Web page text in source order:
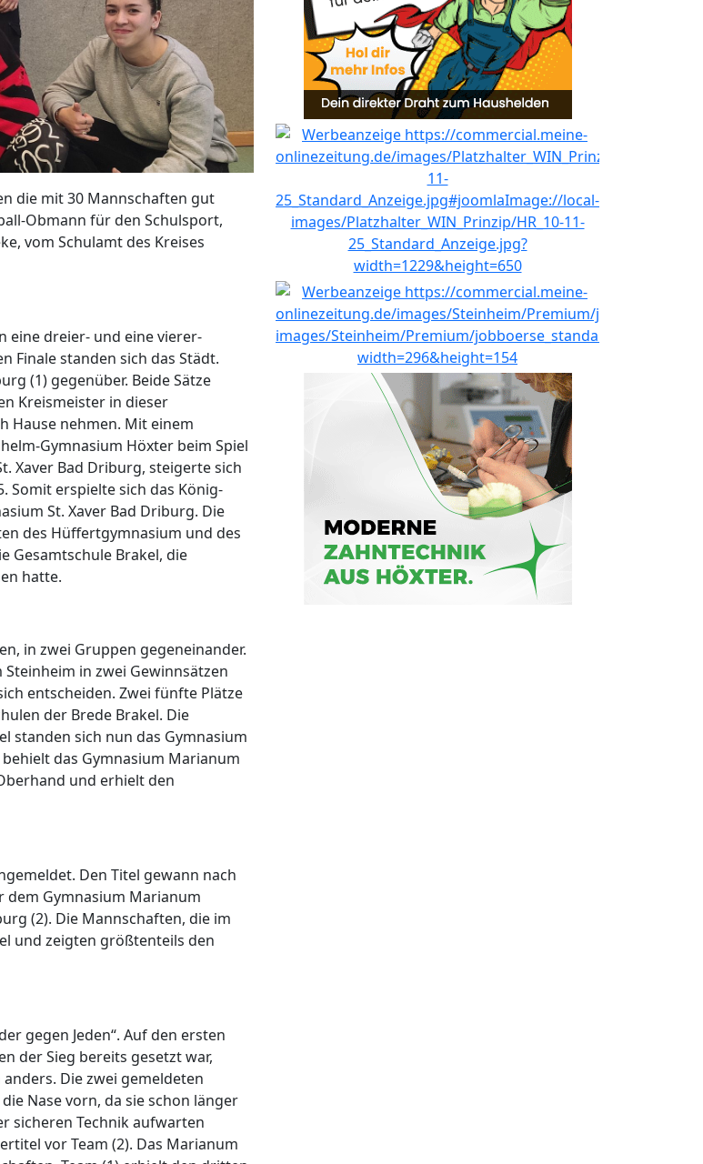
die mit 30 Mannschaften gut
Obmann für den Schulsport,
vom Schulamt des Kreises
eine dreier- und eine vierer-
Finale standen sich das Städt.
(1) gegenüber. Beide Sätze
Kreismeister in dieser
Hause nehmen. Mit einem
Gymnasium Höxter beim Spiel
Xaver Bad Driburg, steigerte sich
Somit erspielte sich das König-
St. Xaver Bad Driburg. Die
des Hüffertgymnasium und des
Gesamtschule Brakel, die
hatte.
in zwei Gruppen gegeneinander.
in zwei Gewinnsätzen
entscheiden. Zwei fünfte Plätze
der Brede Brakel. Die
standen sich nun das Gymnasium
das Gymnasium Marianum
und erhielt den
Den Titel gewann nach
dem Gymnasium Marianum
(2). Die Mannschaften, die im
und zeigten größtenteils den
gegen Jeden“. Auf den ersten
der Sieg bereits gesetzt war,
Die zwei gemeldeten
Nase vorn, da sie schon länger
sicheren Technik aufwarten
vor Team (2). Das Marianum